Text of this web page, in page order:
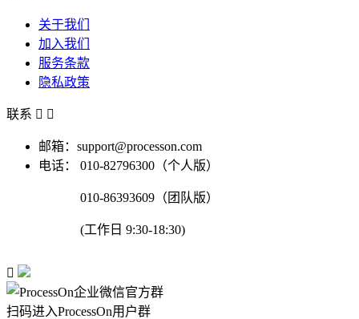
关于我们
加入我们
服务条款
隐私政策
联系  
邮箱：support@processon.com
电话：
010-82796300（个人版）
010-86393609（团队版）
(工作日 9:30-18:30)

扫码进入ProcessOn用户群